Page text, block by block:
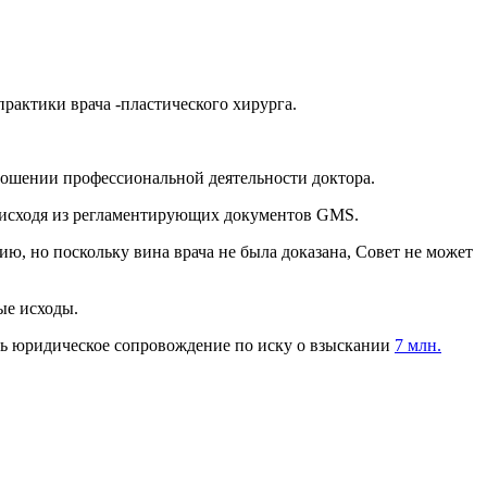
врача -пластического хирурга.
профессиональной деятельности доктора.
из регламентирующих документов GMS.
но поскольку вина врача не была доказана, Совет не может
исходы.
юридическое сопровождение по иску о взыскании 7 млн.